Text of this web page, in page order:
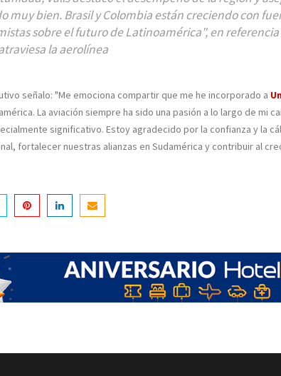
muy bien. Brasil y Colombia están creciendo con
sobre el futuro de Latinoamérica", en
la aerolínea
señalo: "Me emociona compartir que me he incorporado a
La aviación siempre ha sido una pasión a lo largo de mi
significativo. Estoy agradecido por la confianza y la
fortalecer nuestras alianzas en Sudamérica y contribuir al